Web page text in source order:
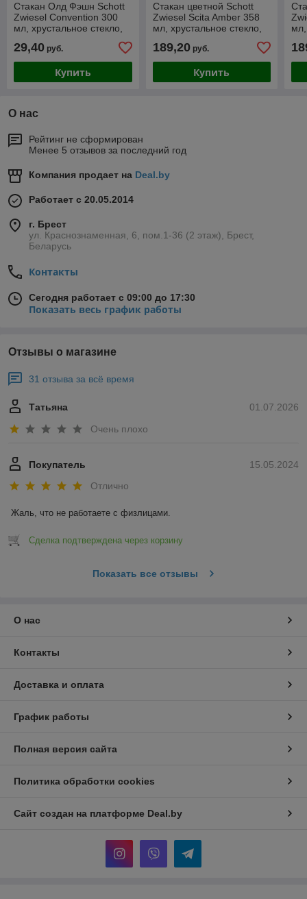
Стакан Олд Фэшн Schott
Zwiesel Convention 300
мл, хрустальное стекло,
29,40 руб.
Купить
Стакан цветной Schott
Zwiesel Scita Amber 358
мл, хрустальное стекло,
189,20руб.
Купить
мл,
О нас
Рейтинг не сформирован
Менее 5 отзывов за последний год
Компания продает на Deal.by
Работает с 20.05.2014
г. Брест
ул. Краснознаменная, 6, пом.1-36 (2 этаж), Брест,
Беларусь
Контакты
Сегодня работает с 09:00 до 17:30
Показать весь график работы
Отзывы о магазине
31 отзыва за всё время
01.07.2026
Татьяна
Очень плохо
15.05.2024
Покупатель
Отлично
Жаль, что не работаете с физлицами.
Сделка подтверждена через корзину
Показать все отзывы
О нас
Контакты
Доставка и оплата
График работы
Полная версия сайта
Политика обработки cookies
Сайт создан на платформе Deal.by